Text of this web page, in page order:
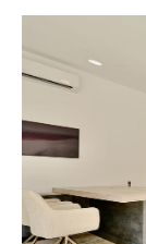
À la recherche
large
cherchiez une
propriété de
le bien qui
Une
l'Exclusivité